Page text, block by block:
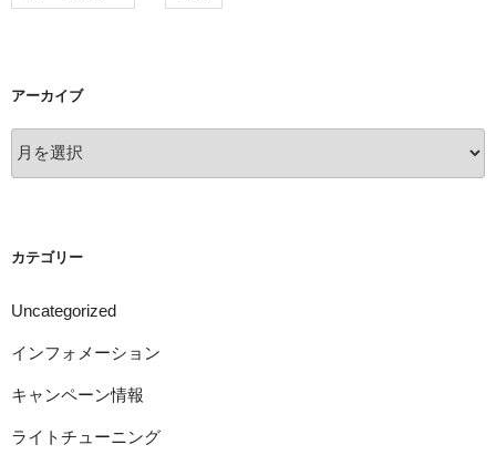
アーカイブ
ー
カテゴリー
Uncategorized
インフォメーション
キャンペーン情報
ライトチューニング